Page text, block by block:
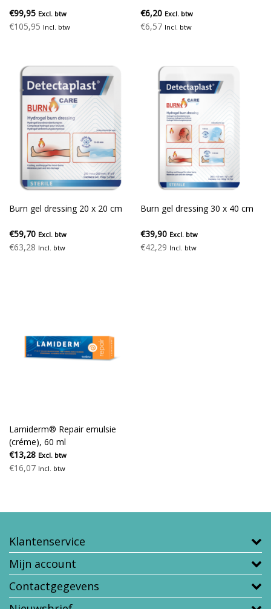
€99,95 Excl. btw
€105,95 Incl. btw
€6,20 Excl. btw
€6,57 Incl. btw
Burn gel dressing 20 x 20 cm
€59,70 Excl. btw
€63,28 Incl. btw
Burn gel dressing 30 x 40 cm
€39,90 Excl. btw
€42,29 Incl. btw
Lamiderm® Repair emulsie
(créme), 60 ml
€13,28 Excl. btw
€16,07 Incl. btw
Klantenservice
Mijn account
Contactgegevens